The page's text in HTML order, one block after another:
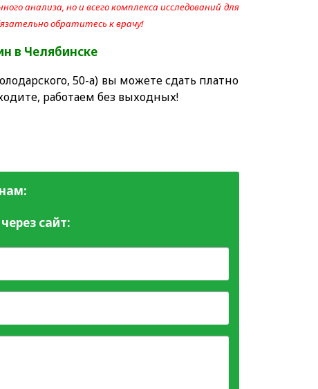
анализа, но и всего комплекса исследований для
обратитесь к врачу!
в Челябинске
50-а) вы можете сдать платно
работаем без выходных!
сайт: